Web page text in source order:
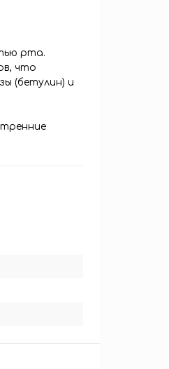
рта.
что
(бетулин) и